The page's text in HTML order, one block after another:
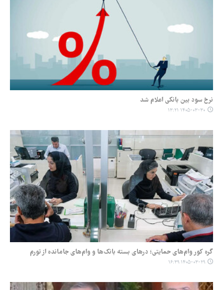
نرخ سود بین بانکی اعلام شد
۱۴۰۵-۰۳-۳۰ ۱۳:۲۱
گره کور وام‌های حمایتی؛ درهای بسته بانک‌ها و وام‌های جامانده از تورم
۱۴۰۵-۰۳-۲۹ ۱۶:۳۹